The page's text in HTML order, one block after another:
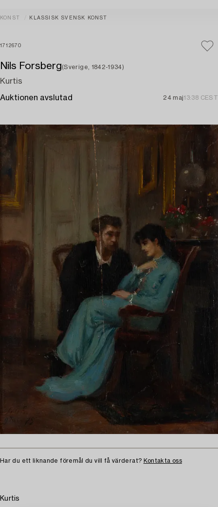
KONST KLASSISK SVENSK KONST
1712670
Nils Forsberg(Sverige, 1842-1934)
Kurtis
Auktionen avslutad 24 maj13:38 CEST
Har du ett liknande föremål du vill få värderat? Kontakta oss
Kurtis